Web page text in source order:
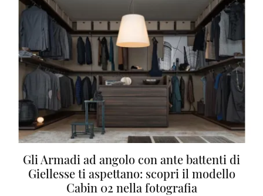
Gli Armadi ad angolo con ante battenti di
Giellesse ti aspettano: scopri il modello
Cabin 02 nella fotografia